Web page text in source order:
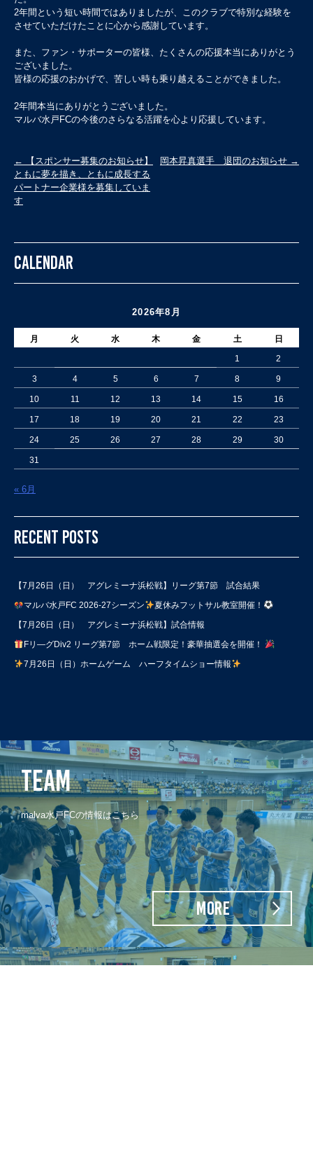
2年間という短い時間ではありましたが、このクラブで特別な経験を
させていただけたことに心から感謝しています。
また、ファン・サポーターの皆様、たくさんの応援本当にありがとう
ございました。
皆様の応援のおかげで、苦しい時も乗り越えることができました。
2年間本当にありがとうございました。
マルバ水戸FCの今後のさらなる活躍を心より応援しています。
投
稿
ナ
シ
ョ
←
【スポンサー募集のお知らせ】
ともに夢を描き、ともに成長する
パートナー企業様を募集していま
す
岡本昇真選手 退団のお知らせ →
CALENDAR
2026年8月
月 火 水 木 金 土 日
1 2
3 4 5 6 7 8 9
10 11 12 13 14 15 16
17 18 19 20 21 22 23
24 25 26 27 28 29 30
31
« 6月
RECENT POSTS
【7月26日（日） アグレミーナ浜松戦】リーグ第7節 試合結果
マルバ水戸FC 2026-27シーズン
夏休みフットサル教室開催！
【7月26日（日） アグレミーナ浜松戦】試合情報
Fリ―グDiv2 リーグ第7節 ホーム戦限定！豪華抽選会を開催！
7月26日（日）ホームゲーム ハーフタイムショー情報
TEAM
malva水戸FCの情報はこちら
MORE